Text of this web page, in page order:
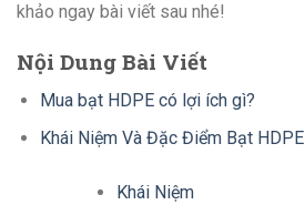
khảo ngay bài viết sau nhé!
Nội Dung Bài Viết
Mua bạt HDPE có lợi ích gì?
Khái Niệm Và Đặc Điểm Bạt HDPE
Khái Niệm